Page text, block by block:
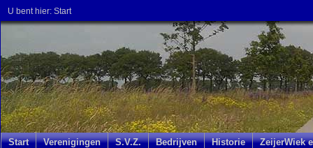
U bent hier: Start
Start Verenigingen S.V.Z. Bedrijven Historie ZeijerWiek